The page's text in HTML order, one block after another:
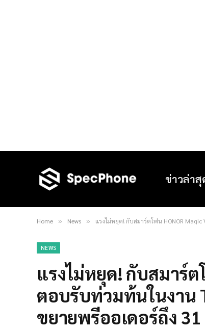
ข่าวล่าสุ
Home » News » แรงไม่หยุด! กับสมาร์ตโฟน HONOR
NEWS
แรงไม่หยุด! กับสมาร์ต
ตอบรับท่วมท้นในงาน
ขยายพรีออเดอร์ถึง